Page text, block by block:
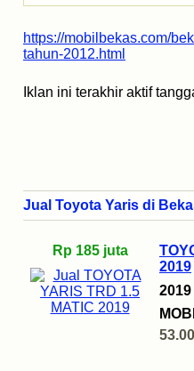
https://mobilbekas.com/
tahun-2012.html
Iklan ini terakhir aktif
Jual Toyota Yaris di
Rp 185 juta
2019